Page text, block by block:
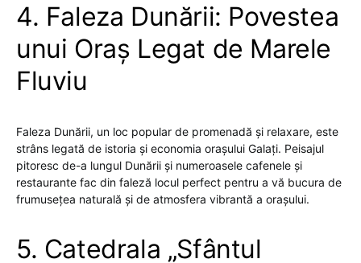
4. Faleza Dunării: Povestea
unui Oraș Legat de Marele
Fluviu
Faleza Dunării, un loc popular de promenadă și relaxare, este
strâns legată de istoria și economia orașului Galați. Peisajul
pitoresc de-a lungul Dunării și numeroasele cafenele și
restaurante fac din faleză locul perfect pentru a vă bucura de
frumusețea naturală și de atmosfera vibrantă a orașului.
5. Catedrala „Sfântul